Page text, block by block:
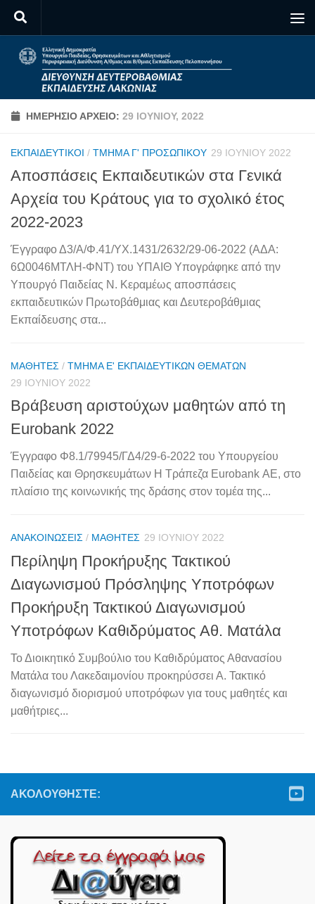
Skip to content
ΗΜΕΡΉΣΙΟ ΑΡΧΕΊΟ: 29 ΙΟΥΝΊΟΥ, 2022
ΕΚΠΑΙΔΕΥΤΙΚΟΊ / ΤΜΉΜΑ Γ' ΠΡΟΣΩΠΙΚΟΎ 29 ΙΟΥΝΊΟΥ 2022
Αποσπάσεις Εκπαιδευτικών στα Γενικά
Αρχεία του Κράτους για το σχολικό έτος
2022-2023
Έγγραφο Δ3/Α/Φ.41/ΥΧ.1431/2632/29-06-2022 (ΑΔΑ:
6Ω0046ΜΤΛΗ-ΦΝΤ) του ΥΠΑΙΘ Υπογράφηκε από την
Υπουργό Παιδείας Ν. Κεραμέως αποσπάσεις
εκπαιδευτικών Πρωτοβάθμιας και Δευτεροβάθμιας
Εκπαίδευσης στα...
ΜΑΘΗΤΈΣ / ΤΜΉΜΑ Ε' ΕΚΠΑΙΔΕΥΤΙΚΏΝ ΘΕΜΆΤΩΝ
29 ΙΟΥΝΊΟΥ 2022
Βράβευση αριστούχων μαθητών από τη
Eurobank 2022
Έγγραφο Φ8.1/79945/ΓΔ4/29-6-2022 του Υπουργείου
Παιδείας και Θρησκευμάτων Η Τράπεζα Eurobank ΑΕ, στο
πλαίσιο της κοινωνικής της δράσης στον τομέα της...
ΑΝΑΚΟΙΝΏΣΕΙΣ / ΜΑΘΗΤΈΣ 29 ΙΟΥΝΊΟΥ 2022
Περίληψη Προκήρυξης Τακτικού
Διαγωνισμού Πρόσληψης Υποτρόφων
Προκήρυξη Τακτικού Διαγωνισμού
Υποτρόφων Καθιδρύματος Αθ. Ματάλα
Το Διοικητικό Συμβούλιο του Καθιδρύματος Αθανασίου
Ματάλα του Λακεδαιμονίου προκηρύσσει Α. Τακτικό
διαγωνισμό διορισμού υποτρόφων για τους μαθητές και
μαθήτριες...
ΑΚΟΛΟΥΘΉΣΤΕ: